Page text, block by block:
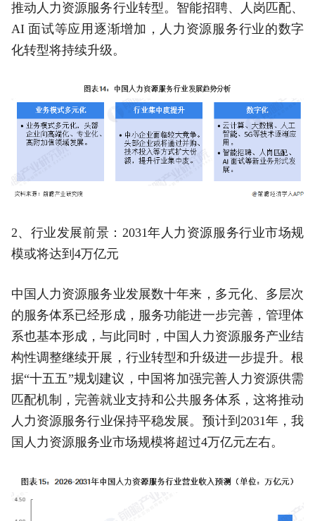
推动人力资源服务行业转型。智能招聘、人岗匹配、
AI 面试等应用逐渐增加，人力资源服务行业的数字
化转型将持续升级。
2、行业发展前景：2031年人力资源服务行业市场规
模或将达到4万亿元
中国人力资源服务业发展数十年来，多元化、多层次
的服务体系已经形成，服务功能进一步完善，管理体
系也基本形成，与此同时，中国人力资源服务产业结
构性调整继续开展，行业转型和升级进一步提升。根
据“十五五”规划建议，中国将加强完善人力资源供需
匹配机制，完善就业支持和公共服务体系，这将推动
人力资源服务行业保持平稳发展。预计到2031年，我
国人力资源服务业市场规模将超过4万亿元左右。